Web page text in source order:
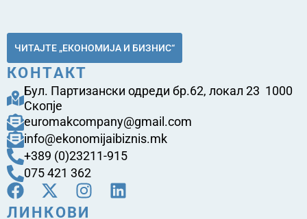
ЧИТАЈТЕ „ЕКОНОМИЈА И БИЗНИС“
КОНТАКТ
Бул. Партизански одреди бр.62, локал 23 1000
Скопје
euromakcompany@gmail.com
info@ekonomijaibiznis.mk
+389 (0)23211-915
075 421 362
ЛИНКОВИ